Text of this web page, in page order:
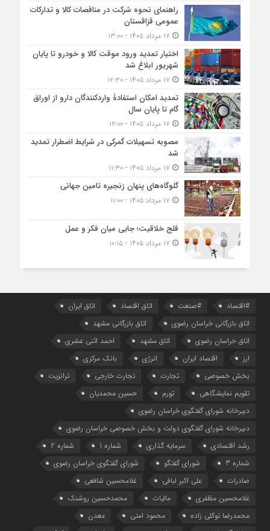
راهنمای نحوه شرکت در مناقصات کالا و تدارکات
عمومی قزاقستان
اختیار تمدید ورود موقت کالا و خودرو تا پایان
شهریور ابلاغ شد
تمدید امکان استفادۀ واردکنندگان دارو از اوراق
گام تا پایان سال
مصوبه تسهیلات گمرکی در شرایط اضطرار تمدید
شد
گلوگاه‌های پنهان زنجیره تامین جهانی
فلج خلاقیت؛ جایی میان فکر و عمل
#اقتصاد #صنعت اتاق اقتصاد
اتاق ایران
اتاق بازرگانی خراسان رضوی
اتاق بازرگانی مشهد
اتاق خراسان رضوی
اتاق مشهد
احمد اثنی عشری
ارز
اقتصاد ایران انرژی
بانک مرکزی
بخش خصوصی
تجارت تجارت خارجی
ترانزیت
تقویم نمایشگاهی
تورم
حسین محمدیان
دبیرخانه شورای گفتگوی خراسان رضوی
دبیرخانه شورای گفتگوی دولت و بخش خصوصی خراسان رضوی
رشد اقتصادی
سرمایه گذاری شماره 1
شماره 2
شماره 3
شورای گفتگو
شورای گفتگوی خراسان رضوی
صادرات
علی اکبر لبافی
غلامحسین شافعی
غلامحسین مظفری
مالیات
محمدحسین روشنک
محمدرضا توکلی زاده
محمود امتی
معدن